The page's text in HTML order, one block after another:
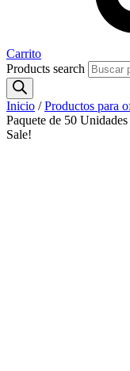
Carrito
Products search
Inicio /Productos para
Paquete de 50
Sale!